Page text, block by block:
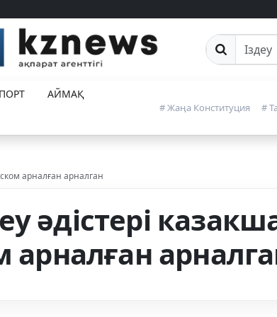
Сайттан іздеу
АЙМАҚ
# Жаңа Конституция #
арналған арналган
әдістері